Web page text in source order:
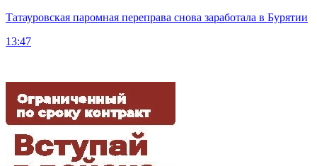
Татауровская паромная переправа снова заработала в Бурятии
13:47